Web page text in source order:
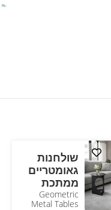
שולחנות
גאומטריים
ממתכת
Geometric
Metal Tables